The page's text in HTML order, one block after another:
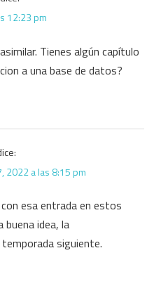
12:23 pm
Tienes algún capítulo
a una base de datos?
2022 a las 8:15 pm
esa entrada en estos
idea, la
siguiente.